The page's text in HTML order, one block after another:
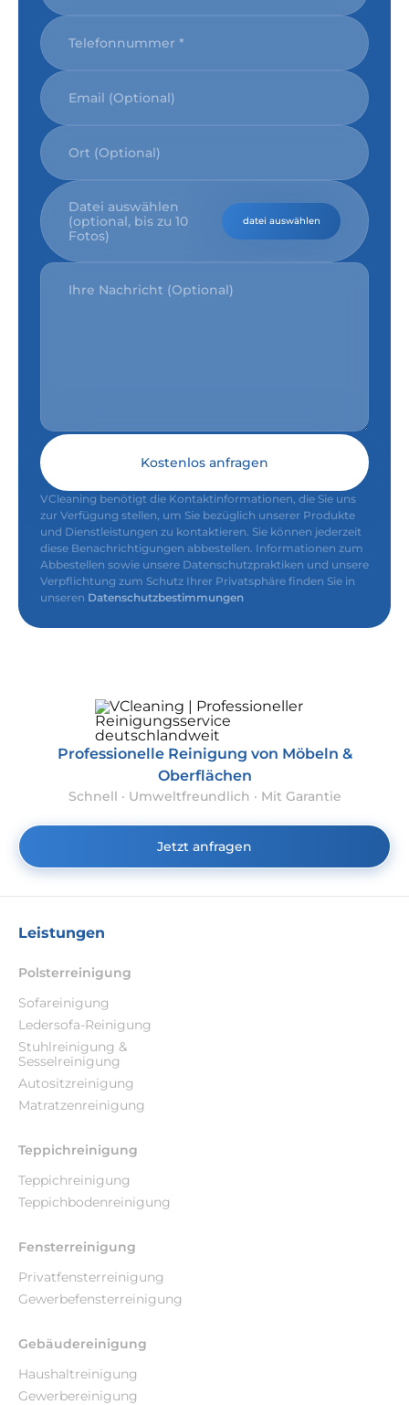
Datei auswählen
(optional, bis zu 10
Fotos)
datei auswählen
Kostenlos anfragen
VCleaning benötigt die Kontaktinformationen, die Sie uns
zur Verfügung stellen, um Sie bezüglich unserer Produkte
und Dienstleistungen zu kontaktieren. Sie können jederzeit
diese Benachrichtigungen abbestellen. Informationen zum
Abbestellen sowie unsere Datenschutzpraktiken und unsere
Verpflichtung zum Schutz Ihrer Privatsphäre finden Sie in
unseren Datenschutzbestimmungen
Professionelle Reinigung von Möbeln &
Oberflächen
Schnell · Umweltfreundlich · Mit Garantie
Jetzt anfragen
Leistungen
Polsterreinigung
Sofareinigung
Ledersofa-Reinigung
Stuhlreinigung &
Sesselreinigung
Autositzreinigung
Matratzenreinigung
Teppichreinigung
Teppichreinigung
Teppichbodenreinigung
Fensterreinigung
Privatfensterreinigung
Gewerbefensterreinigung
Gebäudereinigung
Haushaltreinigung
Gewerbereinigung